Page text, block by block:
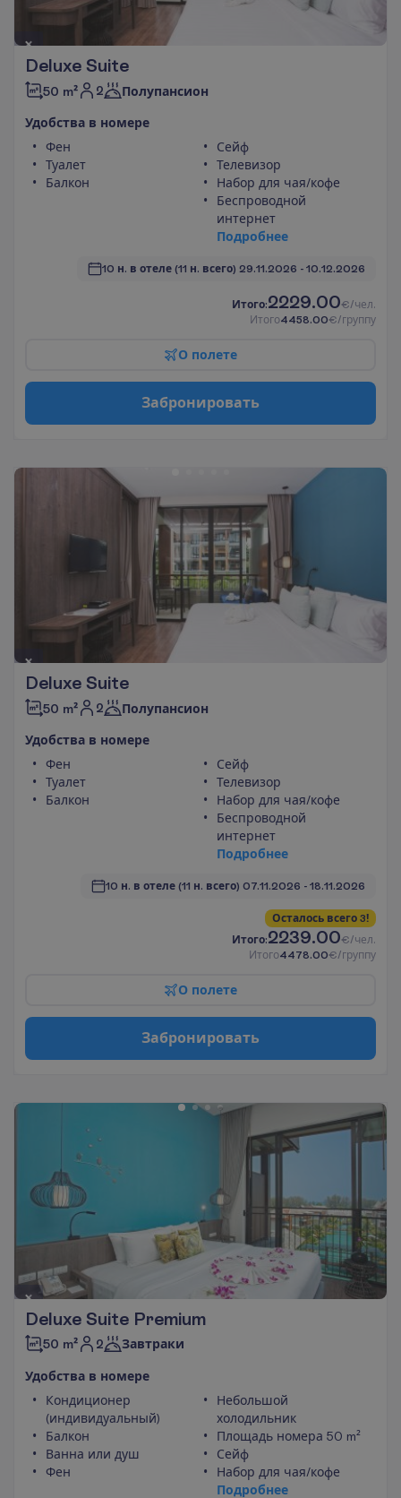
Deluxe Suite
50 m² 2 Полупансион
Удобства в номере
Фен
Туалет
Балкон
Сейф
Телевизор
Набор для чая/кофе
Беспроводной
интернет
Подробнее
10 н. в отеле (11 н. всего) 29.11.2026 - 10.12.2026
И того:2229.00€/чел.
Итого4458.00€/группу
О полете
Забронировать
Deluxe Suite
50 m² 2 Полупансион
Удобства в номере
Фен
Туалет
Балкон
Сейф
Телевизор
Набор для чая/кофе
Беспроводной
интернет
Подробнее
10 н. в отеле (11 н. всего) 07.11.2026 - 18.11.2026
Осталось всего 3!
И того:2239.00€/чел.
Итого4478.00€/группу
О полете
Забронировать
Deluxe Suite Premium
50 m² 2 Завтраки
Удобства в номере
Кондиционер
(индивидуальный)
Балкон
Ванна или душ
Фен
Небольшой
холодильник
Площадь номера 50 m²
Сейф
Набор для чая/кофе
Подробнее